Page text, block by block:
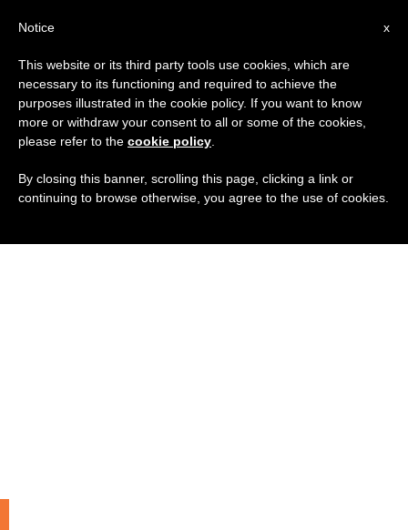
x
Notice
This website or its third party tools use cookies, which are
necessary to its functioning and required to achieve the
purposes illustrated in the cookie policy. If you want to know
more or withdraw your consent to all or some of the cookies,
please refer to the cookie policy
By closing this banner, scrolling this page, clicking a link or
continuing to browse otherwise, you agree to the use of cookies.